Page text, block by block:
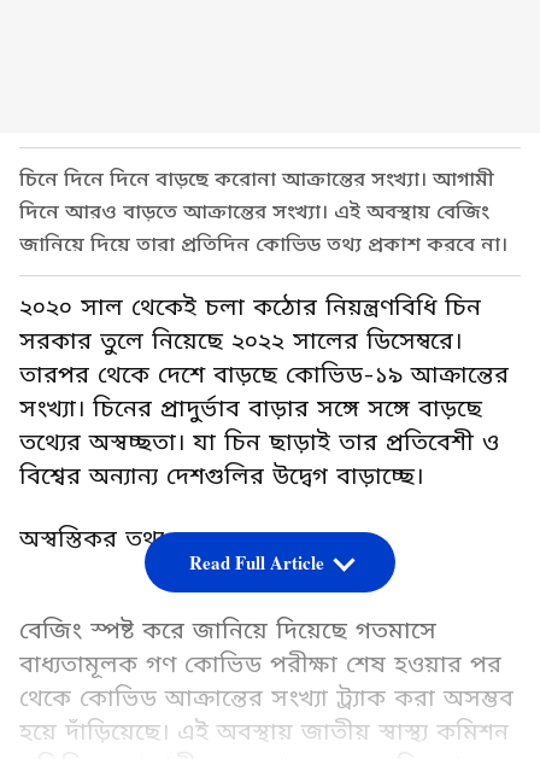
চিনে দিনে দিনে বাড়ছে করোনা আক্রান্তের সংখ্যা। আগামী
দিনে আরও বাড়তে আক্রান্তের সংখ্যা। এই অবস্থায় বেজিং
জানিয়ে দিয়ে তারা প্রতিদিন কোভিড তথ্য প্রকাশ করবে না।
২০২০ সাল থেকেই চলা কঠোর নিয়ন্ত্রণবিধি চিন
সরকার তুলে নিয়েছে ২০২২ সালের ডিসেম্বরে।
তারপর থেকে দেশে বাড়ছে কোভিড-১৯ আক্রান্তের
সংখ্যা। চিনের প্রাদুর্ভাব বাড়ার সঙ্গে সঙ্গে বাড়ছে
তথ্যের অস্বচ্ছতা। যা চিন ছাড়াই তার প্রতিবেশী ও
বিশ্বের অন্যান্য দেশগুলির উদ্বেগ বাড়াচ্ছে।
অস্বস্তিকর তথ্য
বেজিং স্পষ্ট করে জানিয়ে দিয়েছে গতমাসে
বাধ্যতামূলক গণ কোভিড পরীক্ষা শেষ হওয়ার পর
থেকে কোভিড আক্রান্তের সংখ্যা ট্র্যাক করা অসম্ভব
হয়ে দাঁড়িয়েছে। এই অবস্থায় জাতীয় স্বাস্থ্য কমিশন
Read Full Article